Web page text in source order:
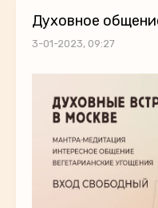
Духовное
3-01-2023, 09:27